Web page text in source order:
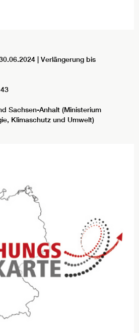
| Verlängerung bis
Sachsen-Anhalt (Ministerium
Klimaschutz und Umwelt)